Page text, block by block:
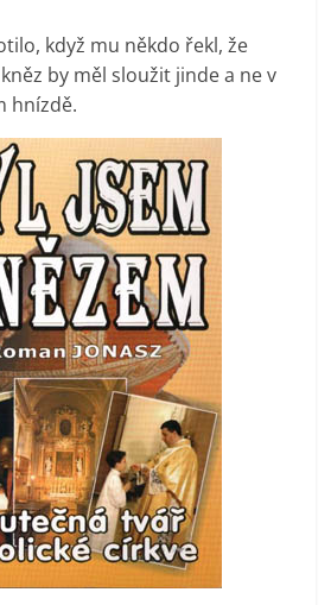
když mu někdo řekl, že
by měl sloužit jinde a ne v
hnízdě.